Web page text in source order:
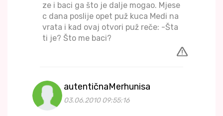
ze i baci ga što je dalje mogao. Mjese
c dana poslije opet puž kuca Medi na
vrata i kad ovaj otvori puž reče: -Šta
ti je? Što me baci?
autentičnaMerhunisa
03.06.2010 09:55:16